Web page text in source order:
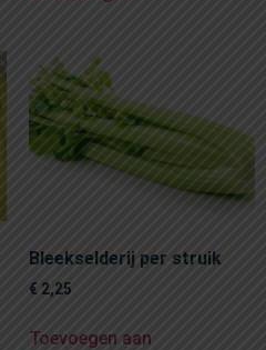
Bleekselderij per struik
€ 2,25
Toevoegen aan